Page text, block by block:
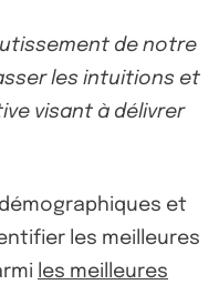
de notre
les intuitions et
visant à délivrer
et
les meilleures
les meilleures